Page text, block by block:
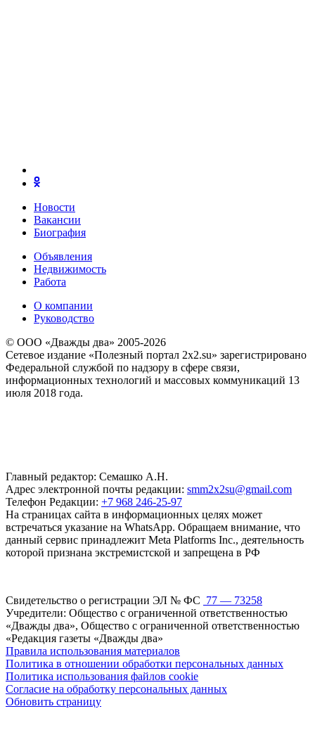
Новости
Вакансии
Биография
Объявления
Недвижимость
Работа
О компании
Руководство
© ООО «Дважды два» 2005-2026
Сетевое издание «Полезный портал 2x2.su» зарегистрировано
Федеральной службой по надзору в сфере связи,
информационных технологий и массовых коммуникаций 13
июля 2018 года.
Главный редактор: Семашко А.Н.
Адрес электронной почты редакции: smm2x2su@gmail.com
Телефон Редакции: +7 968 246-25-97
На страницах сайта в информационных целях может
встречаться указание на WhatsApp. Обращаем внимание, что
данный сервис принадлежит Meta Platforms Inc., деятельность
которой признана экстремистской и запрещена в РФ
Свидетельство о регистрации ЭЛ № ФС 77 — 73258
Учредители: Общество с ограниченной ответственностью
«Дважды два», Общество с ограниченной ответственностью
«Редакция газеты «Дважды два»
Правила использования материалов
Политика в отношении обработки персональных данных
Политика использования файлов cookie
Согласие на обработку персональных данных
Обновить страницу